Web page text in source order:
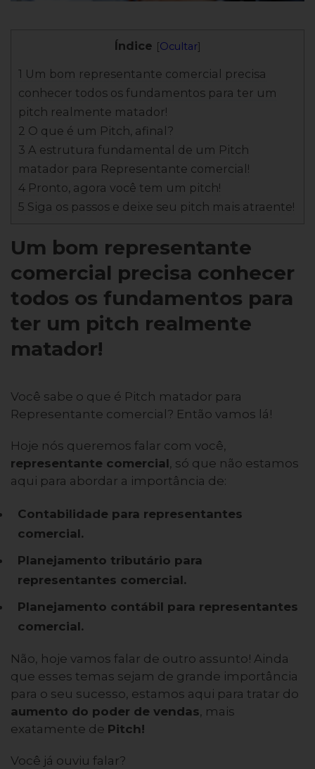
Índice [Ocultar]
1 Um bom representante comercial precisa
conhecer todos os fundamentos para ter um
pitch realmente matador!
2 O que é um Pitch, afinal?
3 A estrutura fundamental de um Pitch
matador para Representante comercial!
4 Pronto, agora você tem um pitch!
5 Siga os passos e deixe seu pitch mais atraente!
Um bom representante
comercial precisa conhecer
todos os fundamentos para
ter um pitch realmente
matador!
Você sabe o que é Pitch matador para
Representante comercial? Então vamos lá!
Hoje nós queremos falar com você,
representante comercial, só que não estamos
aqui para abordar a importância de:
Contabilidade para representantes
comercial.
Planejamento tributário para
representantes comercial.
Planejamento contábil para representantes
comercial.
Não, hoje vamos falar de outro assunto! Ainda
que esses temas sejam de grande importância
para o seu sucesso, estamos aqui para tratar do
aumento do poder de vendas, mais
exatamente de Pitch!
Você já ouviu falar?